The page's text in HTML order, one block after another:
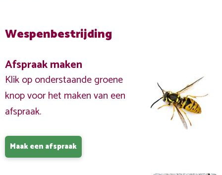
Wespenbestrijding
Afspraak maken
Klik op onderstaande groene
knop voor het maken van een
afspraak.
Maak een afspraak